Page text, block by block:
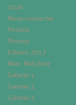
2026
Nous contacter
Photos
Photos
Edition 2017
Marc Melchior
Galerie 1
Galerie 2
Galerie 3